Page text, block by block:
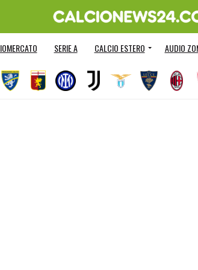
SERIE A CALCIO ESTERO AUDIO